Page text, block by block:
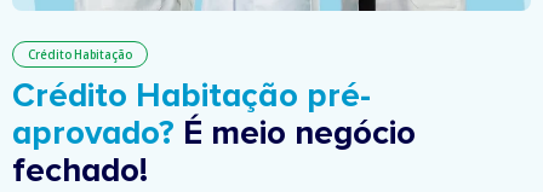
Crédito Habitação
Crédito Habitação pré-
aprovado? É meio negócio
fechado!